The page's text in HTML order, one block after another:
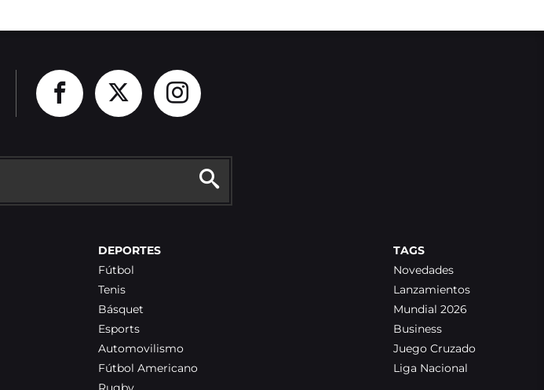
DEPORTES
Fútbol
Tenis
Básquet
Esports
Automovilismo
Fútbol Americano
TAGS
Novedades
Lanzamientos
Mundial 2026
Business
Juego Cruzado
Liga Nacional